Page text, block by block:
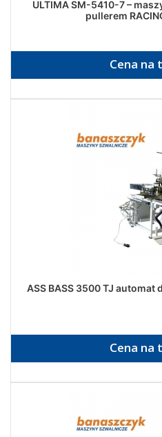
ULTIMA SM-5410-7 –
pullerem
Cena na
ASS BASS 3500 TJ
Cena na